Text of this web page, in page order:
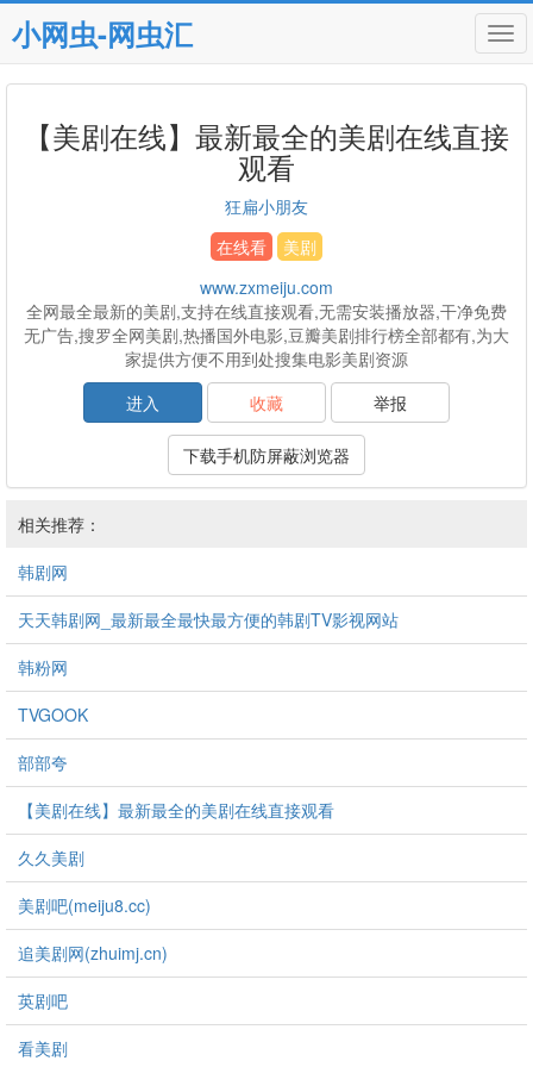
小网虫-网虫汇
【美剧在线】最新最全的美剧在线直接
观看
狂扁小朋友
在线看
美剧
www.zxmeiju.com
全网最全最新的美剧,支持在线直接观看,无需安装播放器,干净免费
无广告,搜罗全网美剧,热播国外电影,豆瓣美剧排行榜全部都有,为大
家提供方便不用到处搜集电影美剧资源
进入
收藏 举报
下载手机防屏蔽浏览器
相关推荐：
韩剧网
天天韩剧网_最新最全最快最方便的韩剧TV影视网站
韩粉网
TVGOOK
部部夸
【美剧在线】最新最全的美剧在线直接观看
久久美剧
美剧吧(meiju8.cc)
追美剧网(zhuimj.cn)
英剧吧
看美剧